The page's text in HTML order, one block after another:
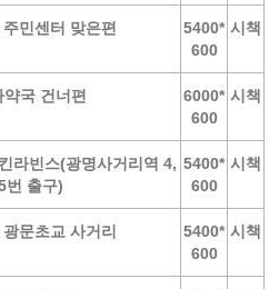
민센터 맞은편
5400*
600
시책
약국 건너편
6000*
600
시책
라빈스(광명사거리역 4,
번 출구)
5400*
600
시책
문초교 사거리
5400*
600
시책